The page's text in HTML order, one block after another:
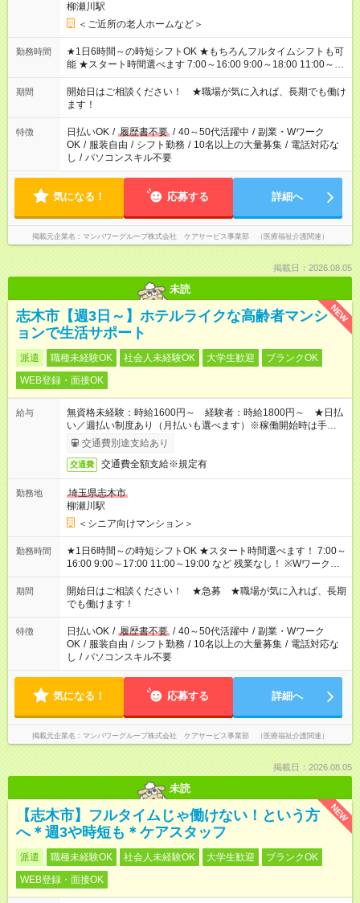
柳瀬川駅
＜ご近所の老人ホームなど＞
勤務時間
★1日6時間～の時短シフトOK ★もちろんフルタイムシフトも可
能 ★スタート時間選べます 7:00～16:00 9:00～18:00 11:00～
20:00 など 残業なし！ ※Wワークの場合、他のお仕事と合わせ
週40時間超の就業はご案内できません ※法令に基づき、週20時
間以上勤務は社会保険への加入対象となります ※労働者派遣法
（日雇い派遣の原則禁止）により、短時間・短期間の就業はご
案内が難しい場合があります
期間
開始日はご相談ください！ ★職場が気に入れば、長期でも働け
ます！
特徴 日払いOK / 履歴書不要 / 40～50代活躍中 / 副業・Wワーク
OK / 服装自由 / シフト勤務 / 10名以上の大量募集 / 電話対応な
し / パソコンスキル不要
気になる！ 応募する 詳細へ
掲載元企業名 マンパワーグループ株式会社 ケアサービス事業部 （医療福祉介護関連）
掲載日：2026.08.05
未読
NEW
志木市【週3日～】ホテルライクな高齢者マンシ
ョンで生活サポート
派遣 職種未経験OK 社会人未経験OK 大学生歓迎
ブランクOK
WEB登録・面接OK
給与
無資格未経験：時給1600円～ 経験者：時給1800円～ ★日払
い／週払い制度あり（月払いも選べます）※稼働開始時は手続き
完了次第のお支払いとなります。
交通費別途支給あり
交通費 交通費全額支給※規定有
勤務地
埼玉県志木市
柳瀬川駅
＜シニア向けマンション＞
勤務時間
★1日6時間～の時短シフトOK ★スタート時間選べます！ 7:00～
16:00 9:00～17:00 11:00～19:00 など 残業なし！ ※Wワークの
場合、他のお仕事と合わせ週40時間超の就業はご案内できませ
ん ※法令に基づき、週20時間以上勤務は社会保険への加入対象
となります ※労働者派遣法（日雇い派遣の原則禁止）により、
短時間・短期間の就業はご案内が難しい場合があります
期間
開始日はご相談ください！ ★急募 ★職場が気に入れば、長期
でも働けます！
特徴 日払いOK / 履歴書不要 / 40～50代活躍中 / 副業・Wワーク
OK / 服装自由 / シフト勤務 / 10名以上の大量募集 / 電話対応な
し / パソコンスキル不要
気になる！ 応募する 詳細へ
掲載元企業名 マンパワーグループ株式会社 ケアサービス事業部 （医療福祉介護関連）
掲載日：2026.08.05
未読
NEW
【志木市】フルタイムじゃ働けない！という方
へ＊週3や時短も＊ケアスタッフ
派遣 職種未経験OK 社会人未経験OK 大学生歓迎
ブランクOK
WEB登録・面接OK